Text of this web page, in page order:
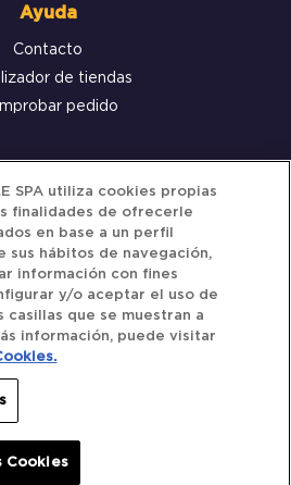
Ayuda
Contacto
de tiendas
pedido
al cliente
y Condiciones
de privacidad
de Cookies
Siguenos
Sociales
SPA utiliza cookies propias
finalidades de ofrecerle
en base a un perfil
sus hábitos de navegación,
información con fines
y/o aceptar el uso de
casillas que se muestran a
información, puede visitar
Cookies